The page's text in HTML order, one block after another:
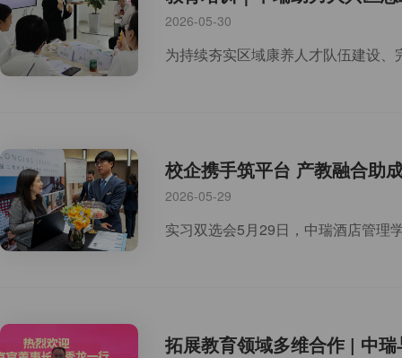
2026-05-30
校企携手筑平台 产教融合助
2026-05-29
拓展教育领域多维合作 | 中